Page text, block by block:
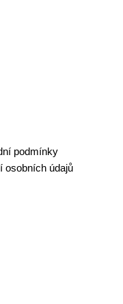
podmínky
osobních údajů